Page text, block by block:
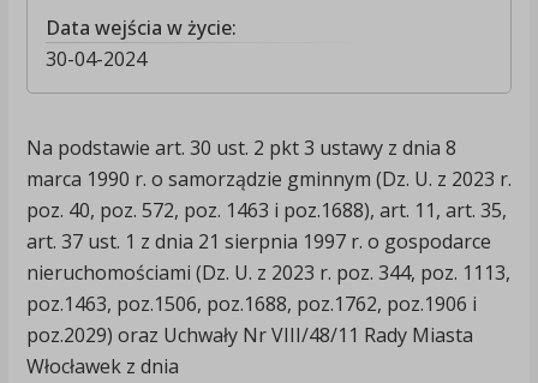
Data wejścia w życie:
30-04-2024
Na podstawie art. 30 ust. 2 pkt 3 ustawy z dnia 8
marca 1990 r. o samorządzie gminnym (Dz. U. z 2023 r.
poz. 40, poz. 572, poz. 1463 i poz.1688), art. 11, art. 35,
art. 37 ust. 1 z dnia 21 sierpnia 1997 r. o gospodarce
nieruchomościami (Dz. U. z 2023 r. poz. 344, poz. 1113,
poz.1463, poz.1506, poz.1688, poz.1762, poz.1906 i
poz.2029) oraz Uchwały Nr VIII/48/11 Rady Miasta
Włocławek z dnia